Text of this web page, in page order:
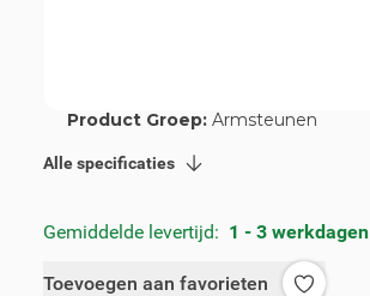
Product Groep: Armsteunen
Alle specificaties
Gemiddelde levertijd: 1 - 3 werkdagen
Toevoegen aan favorieten